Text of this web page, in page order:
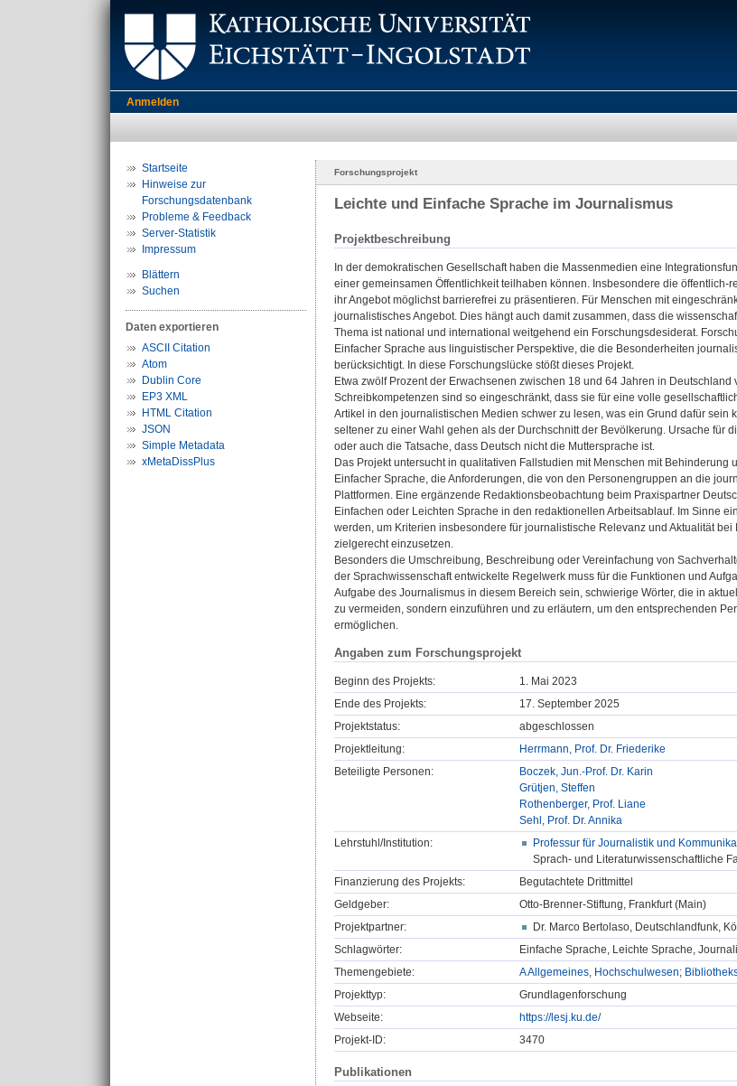
Anmelden
Startseite
Hinweise zur
Forschungsdatenbank
Probleme & Feedback
Server-Statistik
Impressum
Blättern
Suchen
Daten exportieren
ASCII Citation
Atom
Dublin Core
EP3 XML
HTML Citation
JSON
Simple Metadata
xMetaDissPlus
Forschungsprojekt
Leichte und Einfache Sprache im Journalismus
Projektbeschreibung
In der demokratischen Gesellschaft haben die Massenmedien eine
einer gemeinsamen Öffentlichkeit teilhaben können. Insbesondere die
ihr Angebot möglichst barrierefrei zu präsentieren. Für Menschen mit
journalistisches Angebot. Dies hängt auch damit zusammen, dass die
Thema ist national und international weitgehend ein Forschungsdesiderat.
Einfacher Sprache aus linguistischer Perspektive, die die Besonderheiten
berücksichtigt. In diese Forschungslücke stößt dieses Projekt.
Etwa zwölf Prozent der Erwachsenen zwischen 18 und 64 Jahren in
Schreibkompetenzen sind so eingeschränkt, dass sie für eine volle
Artikel in den journalistischen Medien schwer zu lesen, was ein Grund dafür
seltener zu einer Wahl gehen als der Durchschnitt der Bevölkerung. Ursache für
oder auch die Tatsache, dass Deutsch nicht die Muttersprache ist.
Das Projekt untersucht in qualitativen Fallstudien mit Menschen mit
Einfacher Sprache, die Anforderungen, die von den Personengruppen an die
Plattformen. Eine ergänzende Redaktionsbeobachtung beim Praxispartner
Einfachen oder Leichten Sprache in den redaktionellen Arbeitsablauf. Im Sinne
werden, um Kriterien insbesondere für journalistische Relevanz und Aktualität
zielgerecht einzusetzen.
Besonders die Umschreibung, Beschreibung oder Vereinfachung von
der Sprachwissenschaft entwickelte Regelwerk muss für die Funktionen und
Aufgabe des Journalismus in diesem Bereich sein, schwierige Wörter, die in
zu vermeiden, sondern einzuführen und zu erläutern, um den entsprechenden
ermöglichen.
Angaben zum Forschungsprojekt
Beginn des Projekts:
1. Mai 2023
Ende des Projekts:
17. September 2025
Projektstatus:
abgeschlossen
Projektleitung:
Herrmann, Prof. Dr. Friederike
Beteiligte Personen:
Boczek, Jun.-Prof. Dr. Karin
Grütjen, Steffen
Rothenberger, Prof. Liane
Sehl, Prof. Dr. Annika
Lehrstuhl/Institution:
Professur für Journalistik und
Sprach- und Literaturwissenschaftliche
Finanzierung des Projekts:
Begutachtete Drittmittel
Geldgeber:
Otto-Brenner-Stiftung, Frankfurt (Main)
Projektpartner:
Dr. Marco Bertolaso, Deutschlandfunk,
Schlagwörter:
Einfache Sprache, Leichte Sprache,
Themengebiete:
A Allgemeines, Hochschulwesen;
Projekttyp:
Grundlagenforschung
Webseite:
https://lesj.ku.de/
Projekt-ID:
3470
Publikationen